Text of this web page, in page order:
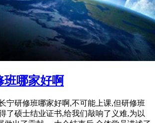
班哪家好啊
宁研修班哪家好啊,不可能上课,但研修班
了硕士结业证书,给我们敲响了义难,为以